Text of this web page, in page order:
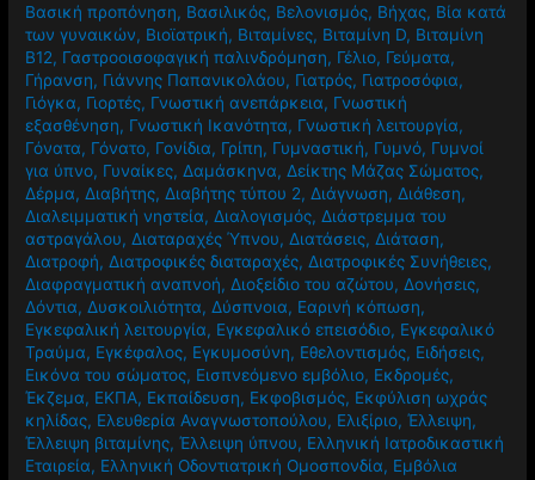
Βασική προπόνηση, Βασιλικός, Βελονισμός, Βήχας, Βία κατά
των γυναικών, Βιοϊατρική, Βιταμίνες, Βιταμίνη D, Βιταμίνη
Β12, Γαστροοισοφαγική παλινδρόμηση, Γέλιο, Γεύματα,
Γήρανση, Γιάννης Παπανικολάου, Γιατρός, Γιατροσόφια,
Γιόγκα, Γιορτές, Γνωστική ανεπάρκεια, Γνωστική
εξασθένηση, Γνωστική Ικανότητα, Γνωστική λειτουργία,
Γόνατα, Γόνατο, Γονίδια, Γρίπη, Γυμναστική, Γυμνό, Γυμνοί
για ύπνο, Γυναίκες, Δαμάσκηνα, Δείκτης Μάζας Σώματος,
Δέρμα, Διαβήτης, Διαβήτης τύπου 2, Διάγνωση, Διάθεση,
Διαλειμματική νηστεία, Διαλογισμός, Διάστρεμμα του
αστραγάλου, Διαταραχές Ύπνου, Διατάσεις, Διάταση,
Διατροφή, Διατροφικές διαταραχές, Διατροφικές Συνήθειες,
Διαφραγματική αναπνοή, Διοξείδιο του αζώτου, Δονήσεις,
Δόντια, Δυσκοιλιότητα, Δύσπνοια, Εαρινή κόπωση,
Εγκεφαλική λειτουργία, Εγκεφαλικό επεισόδιο, Εγκεφαλικό
Τραύμα, Εγκέφαλος, Εγκυμοσύνη, Εθελοντισμός, Ειδήσεις,
Εικόνα του σώματος, Εισπνεόμενο εμβόλιο, Εκδρομές,
Έκζεμα, ΕΚΠΑ, Εκπαίδευση, Εκφοβισμός, Εκφύλιση ωχράς
κηλίδας, Ελευθερία Αναγνωστοπούλου, Ελιξίριο,Έλλειψη,
Έλλειψη βιταμίνης,Έλλειψη ύπνου, Ελληνική Ιατροδικαστική
Εταιρεία, Ελληνική Οδοντιατρική Ομοσπονδία, Εμβόλια